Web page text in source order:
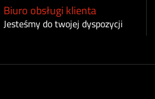
Biuro obsługi klienta
Jesteśmy do twojej dyspozycji